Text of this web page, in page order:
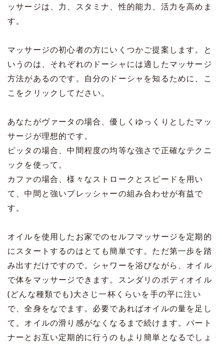
ッサージは、力、スタミナ、性的能力、活力を高めま
す。
マッサージの初心者の方にいくつかご提案します。と
いうのは、それぞれのドーシャには適したマッサージ
方法があるのです。自分のドーシャを知るために、こ
こをクリック してださい。
あなたがヴァータの場合、優しくゆっくりとしたマッ
サージが理想的です。
ピッタの場合、中間程度の均等な強さで正確なテクニ
ックを使って。
カファの場合、様々なストロークとスピードを用い
て、中間と強いプレッシャーの組み合わせが有益で
す。
オイルを使用したお家でのセルフマッサージを定期的
にスタートするのはとても簡単です。ただ第一歩を踏
み出すだけですので。シャワーを浴びながら、オイル
で体をマッサージできます。スンダリのボディオイル
(どんな種類でも)大さじ一杯くらいを手の平に注い
で、全身をなでます。必要であればオイルの量を足し
て。オイルの滑り感がなくなるまで続けます。パート
ナーとお互い定期的に行うのもより簡単となるでしょ